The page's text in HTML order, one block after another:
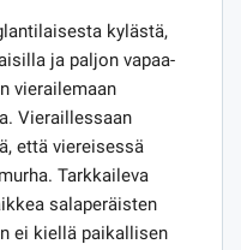
kylästä,
ja paljon vapaa-
vierailemaan
Vieraillessaan
että viereisessä
Tarkkaileva
salaperäisten
ei kiellä paikallisen